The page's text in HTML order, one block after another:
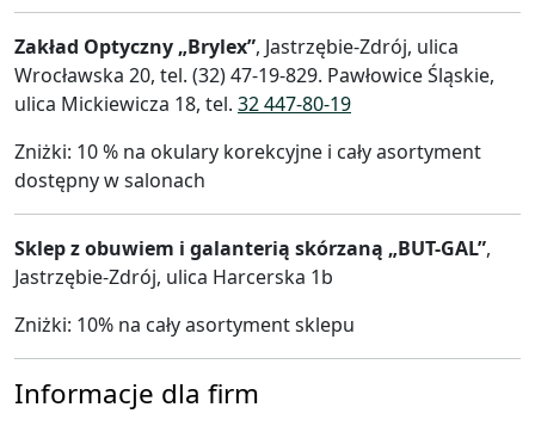
Zakład Optyczny „Brylex”, Jastrzębie-Zdrój, ulica
Wrocławska 20, tel. (32) 47-19-829. Pawłowice Śląskie,
ulica Mickiewicza 18, tel. 32 447-80-19
Zniżki: 10 % na okulary korekcyjne i cały asortyment
dostępny w salonach
Sklep z obuwiem i galanterią skórzaną „BUT-GAL”,
Jastrzębie-Zdrój, ulica Harcerska 1b
Zniżki: 10% na cały asortyment sklepu
Informacje dla firm